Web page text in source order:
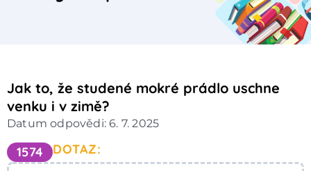
Jak to, že studené mokré prádlo uschne
venku i v zimě?
Datum odpovědi: 6. 7. 2025
1574 DOTAZ: